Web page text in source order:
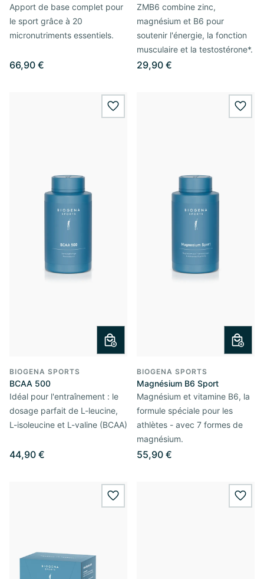
Apport de base complet pour
le sport grâce à 20
micronutriments essentiels.
66,90 €
ZMB6 combine zinc,
magnésium et B6 pour
soutenir l'énergie, la fonction
musculaire et la testostérone*.
29,90 €
wishlist.add
BIOGENA SPORTS
BCAA 500
Idéal pour l'entraînement : le
dosage parfait de L-leucine,
L-isoleucine et L-valine (BCAA)
44,90 €
BIOGENA SPORTS
Magnésium B6 Sport
Magnésium et vitamine B6, la
formule spéciale pour les
athlètes - avec 7 formes de
magnésium.
55,90 €
wishlist.add